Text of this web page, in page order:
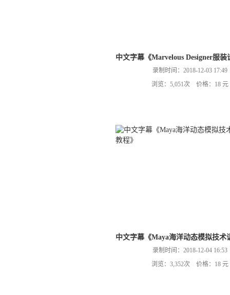
中文字幕《Marvelous Designer服
录制时间：2018-12-03 17:49
浏览：5,051次 价格：18 元
中文字幕《Maya海洋动态模拟技术
录制时间：2018-12-04 16:53
浏览：3,352次 价格：18 元